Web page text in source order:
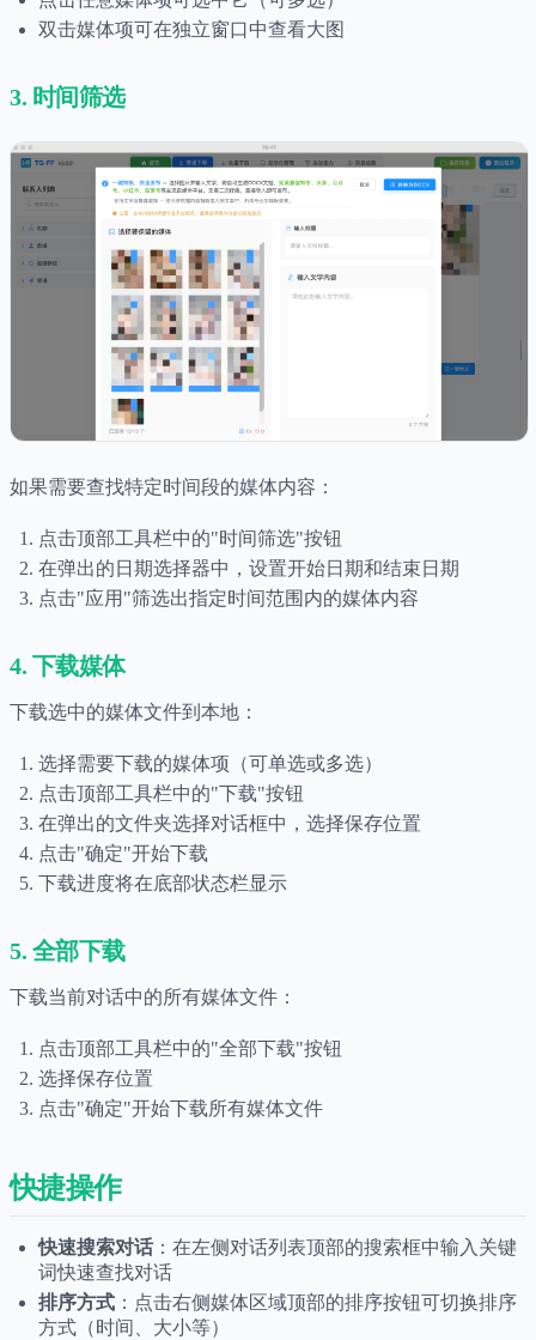
双击媒体项可在独立窗口中查看大图
3. 时间筛选
如果需要查找特定时间段的媒体内容：
点击顶部工具栏中的"时间筛选"按钮
在弹出的日期选择器中，设置开始日期和结束日期
点击"应用"筛选出指定时间范围内的媒体内容
4. 下载媒体
下载选中的媒体文件到本地：
选择需要下载的媒体项（可单选或多选）
点击顶部工具栏中的"下载"按钮
在弹出的文件夹选择对话框中，选择保存位置
点击"确定"开始下载
下载进度将在底部状态栏显示
5. 全部下载
下载当前对话中的所有媒体文件：
点击顶部工具栏中的"全部下载"按钮
选择保存位置
点击"确定"开始下载所有媒体文件
快捷操作
快速搜索对话 ：在左侧对话列表顶部的搜索框中输入关键
词快速查找对话
排序方式 ：点击右侧媒体区域顶部的排序按钮可切换排序
方式（时间、大小等）